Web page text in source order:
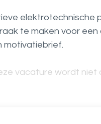
elektrotechnische
te maken voor
motivatiebrief.
vacature wordt niet